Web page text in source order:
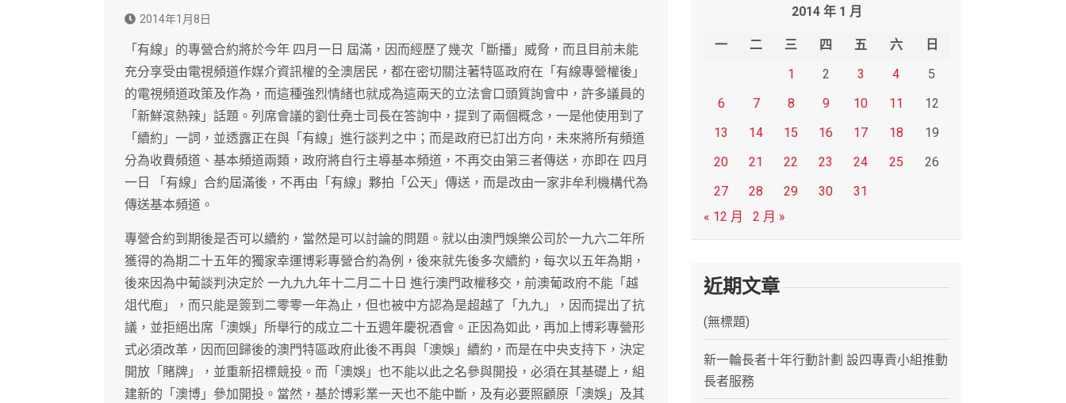
2014年1月8日
「有線」的專營合約將於今年 四月一日 屆滿，因而經歷了幾次「斷播」威脅，而且目前未能
充分享受由電視頻道作媒介資訊權的全澳居民，都在密切關注著特區政府在「有線專營權後」
的電視頻道政策及作為，而這種強烈情緒也就成為這兩天的立法會口頭質詢會中，許多議員的
「新鮮滾熱辣」話題。列席會議的劉仕堯士司長在答詢中，提到了兩個概念，一是他使用到了
「續約」一詞，並透露正在與「有線」進行談判之中；而是政府已訂出方向，未來將所有頻道
分為收費頻道、基本頻道兩類，政府將自行主導基本頻道，不再交由第三者傳送，亦即在 四月
一日 「有線」合約屆滿後，不再由「有線」夥拍「公天」傳送，而是改由一家非牟利機構代為
傳送基本頻道。
專營合約到期後是否可以續約，當然是可以討論的問題。就以由澳門娛樂公司於一九六二年所
獲得的為期二十五年的獨家幸運博彩專營合約為例，後來就先後多次續約，每次以五年為期，
後來因為中葡談判決定於 一九九九年十二月二十日 進行澳門政權移交，前澳葡政府不能「越
俎代庖」，而只能是簽到二零零一年為止，但也被中方認為是超越了「九九」，因而提出了抗
議，並拒絕出席「澳娛」所舉行的成立二十五週年慶祝酒會。正因為如此，再加上博彩專營形
式必須改革，因而回歸後的澳門特區政府此後不再與「澳娛」續約，而是在中央支持下，決定
開放「賭牌」，並重新招標競投。而「澳娛」也不能以此之名參與開投，必須在其基礎上，組
建新的「澳博」參加開投。當然，基於博彩業一天也不能中斷，及有必要照顧原「澳娛」及其
2014 年 1 月
一 二 三 四 五 六
日
1
2 3 4
5
6
7 8 9 10 11
12
13
14 15 16 17 18
19
20
21 22 23 24 25
26
27
28 29 30
31
« 12 月
2 月 »
近期文章
(無標題)
新一輪長者十年行動計劃 設四專責小組推動
長者服務